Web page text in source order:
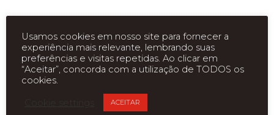
Usamos cookies em nosso site para fornecer a
experiência mais relevante, lembrando suas
preferências e visitas repetidas. Ao clicar em
“Aceitar”, concorda com a utilização de TODOS os
cookies.
ACEITAR